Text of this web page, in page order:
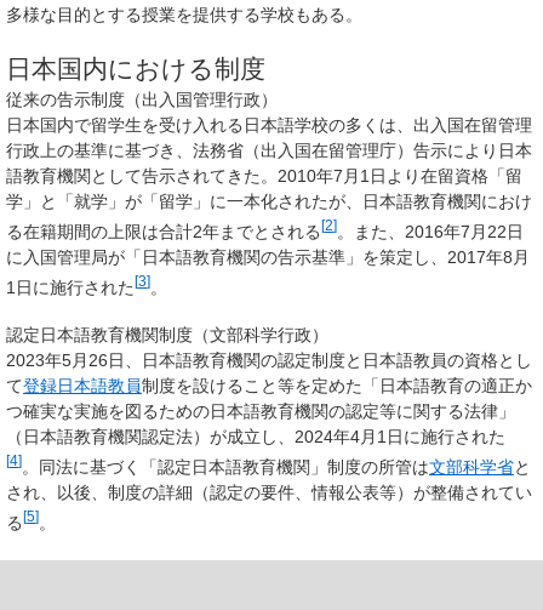
多様な目的とする授業を提供する学校もある。
日本国内における制度
従来の告示制度（出入国管理行政）
日本国内で留学生を受け入れる日本語学校の多くは、出入国在留管理
行政上の基準に基づき、法務省（出入国在留管理庁）告示により日本
語教育機関として告示されてきた。2010年7月1日より在留資格「留
学」と「就学」が「留学」に一本化されたが、日本語教育機関におけ
る在籍期間の上限は合計2年までとされる [2] 。また、2016年7月22日
に入国管理局が「日本語教育機関の告示基準」を策定し、2017年8月
1日に施行された[3]。
認定日本語教育機関制度（文部科学行政）
2023年5月26日、日本語教育機関の認定制度と日本語教員の資格とし
て登録日本語教員制度を設けること等を定めた「日本語教育の適正か
つ確実な実施を図るための日本語教育機関の認定等に関する法律」
（日本語教育機関認定法）が成立し、2024年4月1日に施行された
[4] 。同法に基づく「認定日本語教育機関」制度の所管は文部科学省と
され、以後、制度の詳細（認定の要件、情報公表等）が整備されてい
る[5]。